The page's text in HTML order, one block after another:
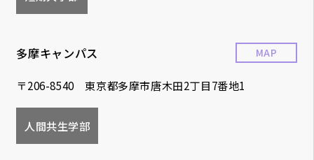
多摩キャンパス
〒206-8540 東京都多摩市唐木田2丁目7番地1
MAP
人間共生学部